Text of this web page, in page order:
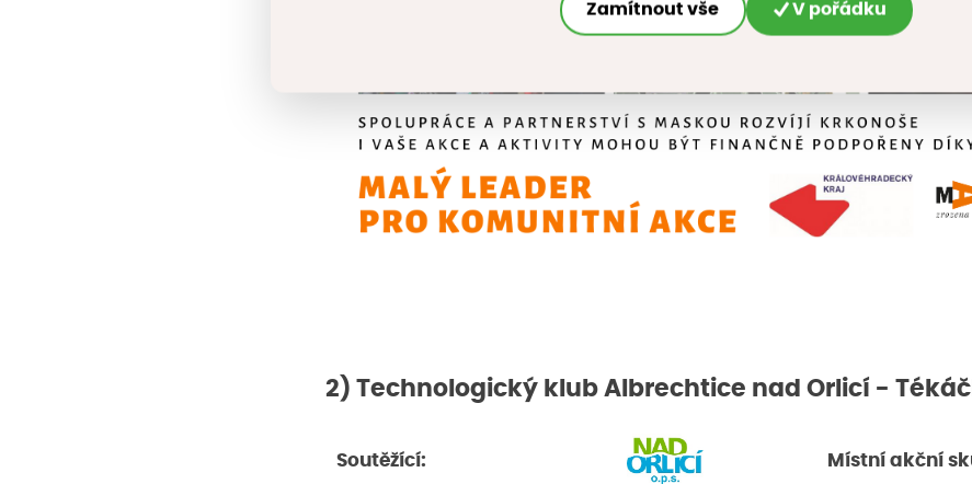
2) Technologický klub Albrechtice nad Orlicí -
Soutěžící: Místní akční
Zamítnout vše V pořádku